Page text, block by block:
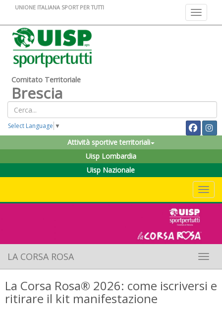
Toggle
UNIONE ITALIANA SPORT PER TUTTI
Comitato Territoriale
Brescia
Select Language ▼
Attività sportive territoriali
Uisp Lombardia
Uisp Nazionale
LA CORSA ROSA
La Corsa Rosa® 2026: come iscriversi e
ritirare il kit manifestazione